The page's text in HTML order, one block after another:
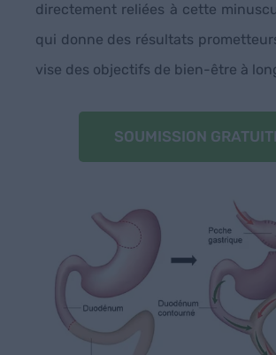
directement reliées à cette
qui donne des résultats
vise des objectifs de bien-être à
SOUMISSION